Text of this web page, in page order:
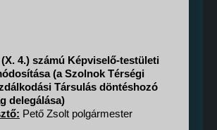
(X. 4.) számú Képviselő-testületi
(a Szolnok Térségi
Társulás döntéshozó
delegálása)
Pető Zsolt polgármester